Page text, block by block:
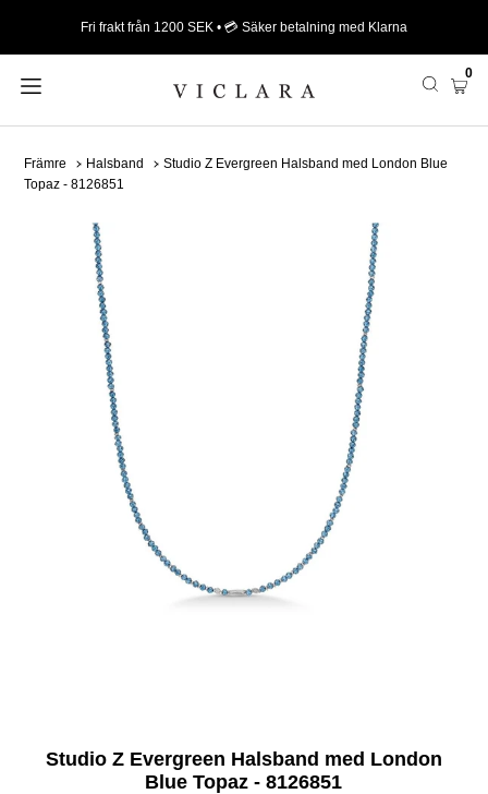
Fri frakt från 1200 SEK • 💳 Säker betalning med Klarna
0
Främre Halsband
Studio Z Evergreen Halsband med London Blue
Topaz - 8126851
Studio Z Evergreen Halsband med London
Blue Topaz - 8126851